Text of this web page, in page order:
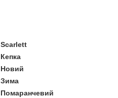
Scarlett
Кепка
Новий
Зима
Помаранчевий